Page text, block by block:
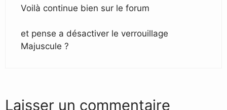
Voilà continue bien sur le forum
et pense a désactiver le verrouillage
Majuscule ?
Laisser un commentaire